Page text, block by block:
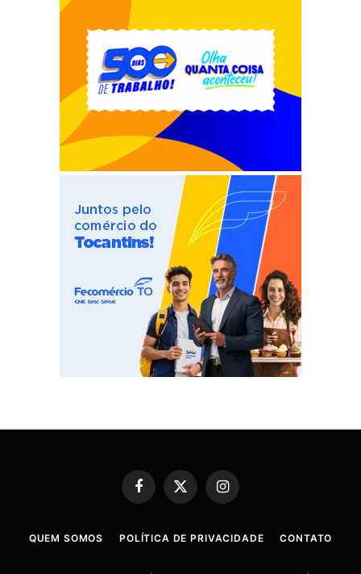
Facebook
X
Instagram
QUEM SOMOS POLÍTICA DE PRIVACIDADE CONTATO